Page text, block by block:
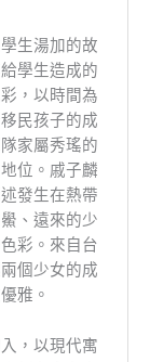
生湯加的故
學生造成的
，以時間為
民孩子的成
家屬秀瑤的
位。戚子麟
發生在熱帶
、遠來的少
彩。來自台
個少女的成
雅。
，以現代寓